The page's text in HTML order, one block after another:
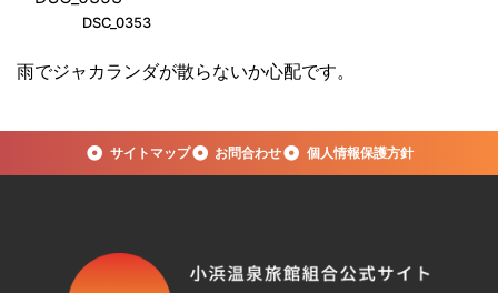
DSC_0353
雨でジャカランダが散らないか心配です。
サイトマップ お問合わせ 個人情報保護方針